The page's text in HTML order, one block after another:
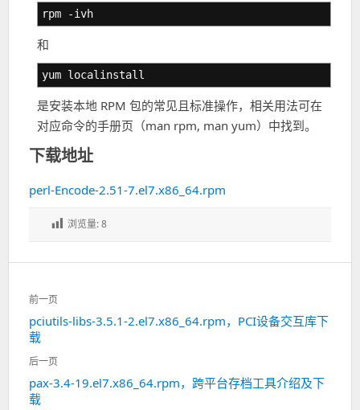
rpm -ivh
和
yum localinstall
是安装本地 RPM 包的常见且标准操作，相关用法可在
对应命令的手册页（man rpm, man yum）中找到。
下载地址
perl-Encode-2.51-7.el7.x86_64.rpm
浏览量:8
文
章
导
航
前一页
上
一
篇：
pciutils-libs-3.5.1-2.el7.x86_64.rpm，PCI设备交互库下
载
后一页
下
一
pax-3.4-19.el7.x86_64.rpm，跨平台存档工具介绍及下
载